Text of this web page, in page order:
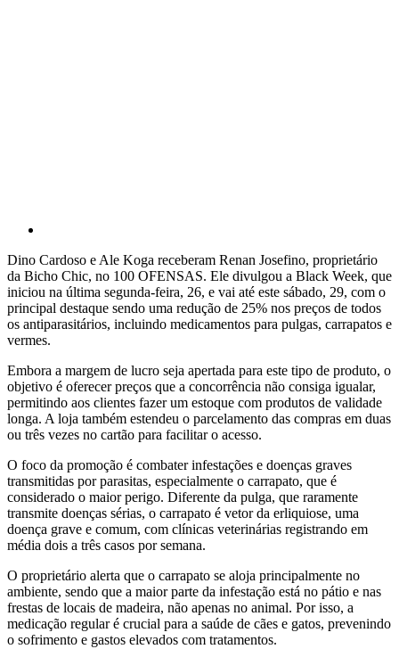
Dino Cardoso e Ale Koga receberam Renan Josefino, proprietário
da Bicho Chic, no 100 OFENSAS. Ele divulgou a Black Week, que
iniciou na última segunda-feira, 26, e vai até este sábado, 29, com o
principal destaque sendo uma redução de 25% nos preços de todos
os antiparasitários, incluindo medicamentos para pulgas, carrapatos e
vermes.
Embora a margem de lucro seja apertada para este tipo de produto, o
objetivo é oferecer preços que a concorrência não consiga igualar,
permitindo aos clientes fazer um estoque com produtos de validade
longa. A loja também estendeu o parcelamento das compras em duas
ou três vezes no cartão para facilitar o acesso.
O foco da promoção é combater infestações e doenças graves
transmitidas por parasitas, especialmente o carrapato, que é
considerado o maior perigo. Diferente da pulga, que raramente
transmite doenças sérias, o carrapato é vetor da erliquiose, uma
doença grave e comum, com clínicas veterinárias registrando em
média dois a três casos por semana.
O proprietário alerta que o carrapato se aloja principalmente no
ambiente, sendo que a maior parte da infestação está no pátio e nas
frestas de locais de madeira, não apenas no animal. Por isso, a
medicação regular é crucial para a saúde de cães e gatos, prevenindo
o sofrimento e gastos elevados com tratamentos.